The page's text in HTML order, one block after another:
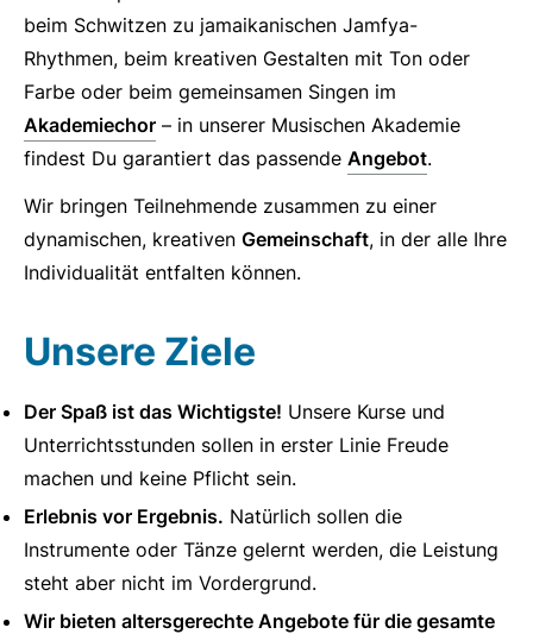
beim Schwitzen zu jamaikanischen Jamfya-
Rhythmen, beim kreativen Gestalten mit Ton oder
Farbe oder beim gemeinsamen Singen im
Akademiechor – in unserer Musischen Akademie
findest Du garantiert das passende Angebot.
Wir bringen Teilnehmende zusammen zu einer
dynamischen, kreativen Gemeinschaft, in der alle Ihre
Individualität entfalten können.
Unsere Ziele
Der Spaß ist das Wichtigste! Unsere Kurse und
Unterrichtsstunden sollen in erster Linie Freude
machen und keine Pflicht sein.
Erlebnis vor Ergebnis. Natürlich sollen die
Instrumente oder Tänze gelernt werden, die Leistung
steht aber nicht im Vordergrund.
Wir bieten altersgerechte Angebote für die gesamte